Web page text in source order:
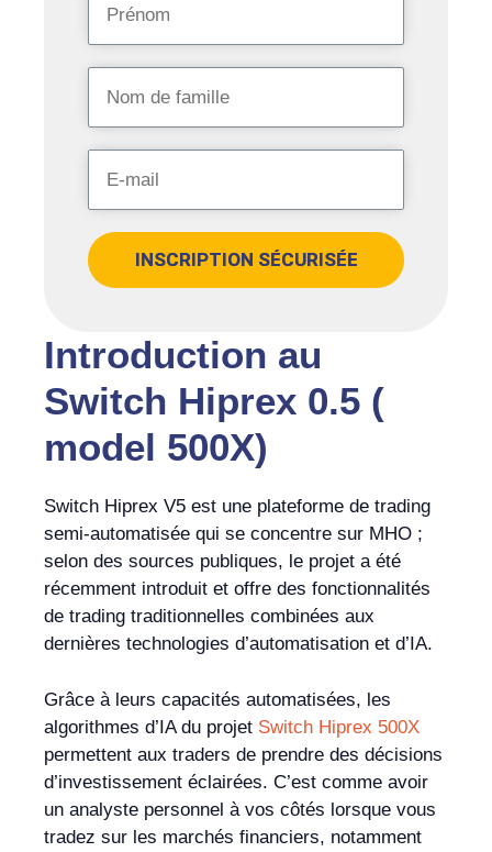
Introduction au
Switch Hiprex 0.5 (
model 500X)
Switch Hiprex V5 est une plateforme de trading
semi-automatisée qui se concentre sur MHO ;
selon des sources publiques, le projet a été
récemment introduit et offre des fonctionnalités
de trading traditionnelles combinées aux
dernières technologies d’automatisation et d’IA.
Grâce à leurs capacités automatisées, les
algorithmes d’IA du projet Switch Hiprex 500X
permettent aux traders de prendre des décisions
d’investissement éclairées. C’est comme avoir
un analyste personnel à vos côtés lorsque vous
tradez sur les marchés financiers, notamment
INSCRIPTION SÉCURISÉE